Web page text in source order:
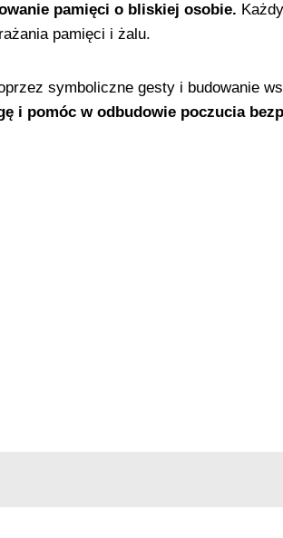
pamięci o bliskiej osobie.
pamięci i żalu.
symboliczne gesty i budowanie
i pomóc w odbudowie poczucia